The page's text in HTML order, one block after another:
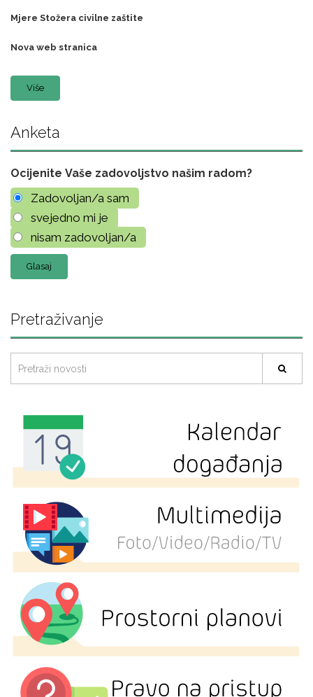
Mjere Stožera civilne zaštite
Nova web stranica
Više
Anketa
Ocijenite Vaše zadovoljstvo našim radom?
Zadovoljan/a sam
svejedno mi je
nisam zadovoljan/a
Pretraživanje